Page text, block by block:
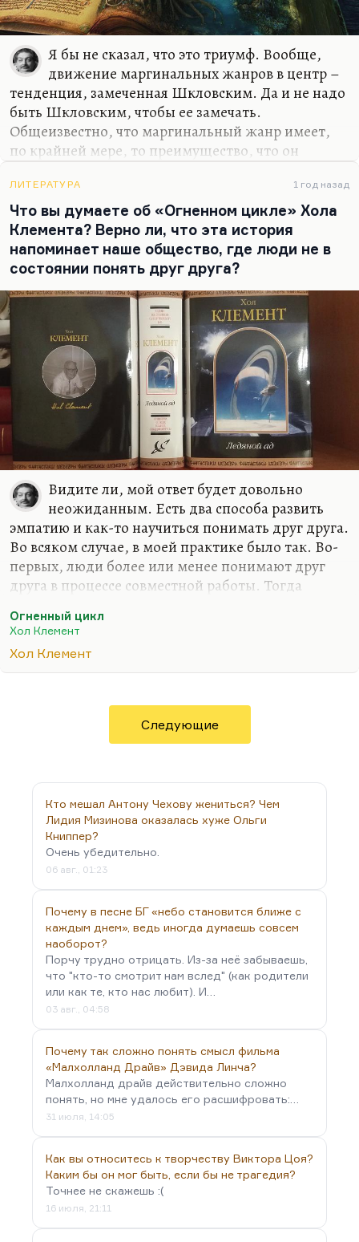
Я бы не сказал, что это триумф. Вообще,
движение маргинальных жанров в центр –
тенденция, замеченная Шкловским. Да и не надо
быть Шкловским, чтобы ее замечать.
Общеизвестно, что маргинальный жанр имеет,
по крайней мере, то преимущество, что он
маргинальная, альбомная, мадригальная лирика
(мадригально-маргинальная) двинулась в центр и
оттеснила философскую поэзию, оду и эпос, – это
было выражение немножко обывательского
желания говорить красиво, но это было
выдвижение в мейнстрим живого человеческого
чувства, а не официально предписанного.
И конечно, Пушкин, который именно на
любовной лирике, беспринципно откровенной,
сделал себе…
ЛИТЕРАТУРА 1 год назад
Что вы думаете об «Огненном цикле» Хола
Клемента? Верно ли, что эта история
напоминает наше общество, где люди не в
состоянии понять друг друга?
Видите ли, мой ответ будет довольно
неожиданным. Есть два способа развить
эмпатию и как-то научиться понимать друг друга.
Во всяком случае, в моей практике было так. Во-
первых, люди более или менее понимают друг
друга в процессе совместной работы. Тогда
и даже любовь, повторяя классическую формулу
роман производственный. Я думаю, что любая
путешествие (не обязательно экстремальный
опыт, экстремальный опыт бывает иногда вреден
— множество пар распадаются в процессе),
двое смотрят друг на друга по известной
формуле, а…
Огненный цикл
Хол Клемент
Хол Клемент
Следующие
Кто мешал Антону Чехову жениться? Чем
Лидия Мизинова оказалась хуже Ольги
Книппер?
Очень убедительно.
06 авг., 01:23
Почему в песне БГ «небо становится ближе с
каждым днем», ведь иногда думаешь совсем
наоборот?
Порчу трудно отрицать. Из-за неё забываешь,
что "кто-то смотрит нам вслед" (как родители
или как те, кто нас любит). И…
03 авг., 04:58
Почему так сложно понять смысл фильма
«Малхолланд Драйв» Дэвида Линча?
Малхолланд драйв действительно сложно
понять, но мне удалось его расшифровать:…
31 июля, 14:05
Как вы относитесь к творчеству Виктора Цоя?
Каким бы он мог быть, если бы не трагедия?
Точнее не скажешь :(
16 июля, 21:11